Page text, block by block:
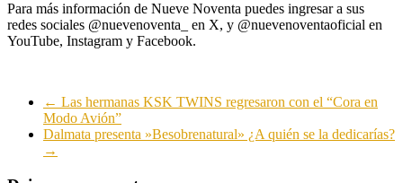
Para más información de Nueve Noventa puedes ingresar a sus
redes sociales @nuevenoventa_ en X, y @nuevenoventaoficial en
YouTube, Instagram y Facebook.
← Las hermanas KSK TWINS regresaron con el “Cora en
Modo Avión”
Dalmata presenta »Besobrenatural» ¿A quién se la dedicarías?
→